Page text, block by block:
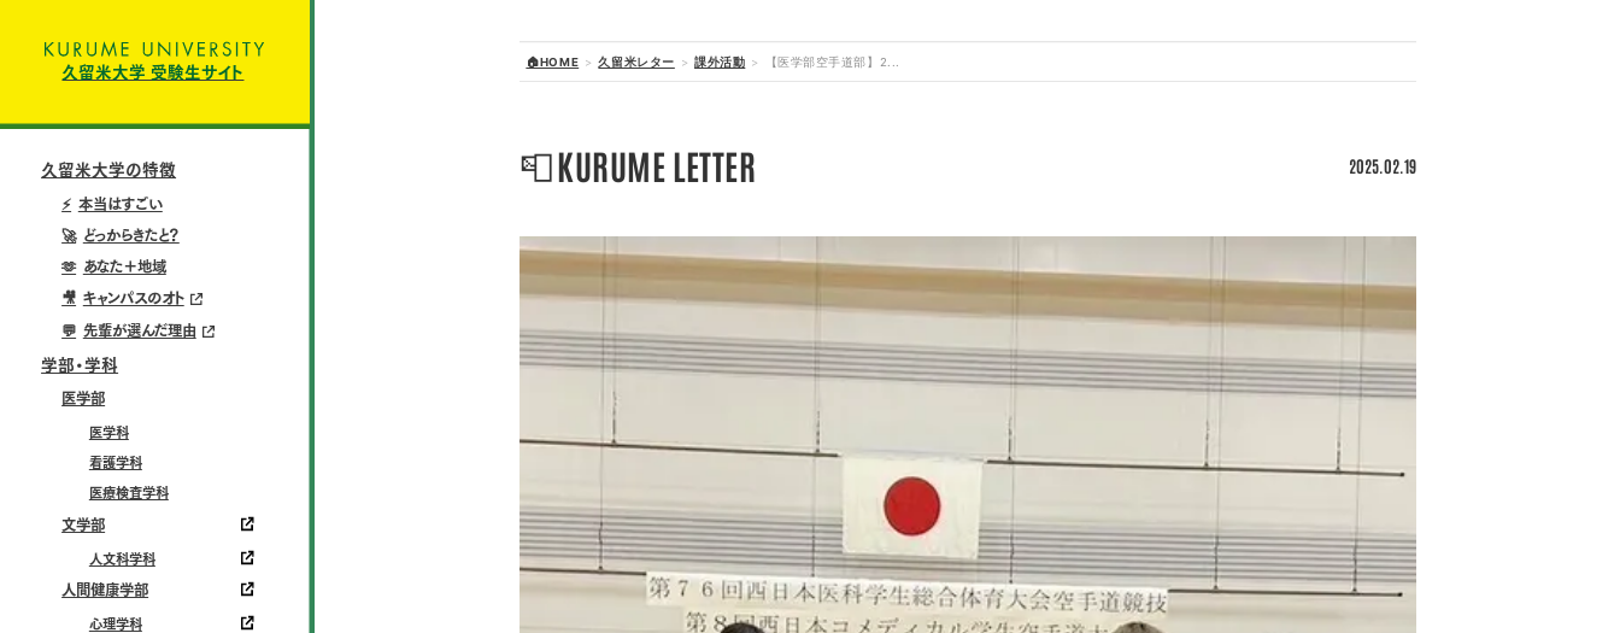
久留米大学 受験生サイト
久留米大学の特徴
⚡ 本当はすごい
🚀 どっからきたと？
🫶 あなた＋地域
🎥 キャンパスのオト
💬 先輩が選んだ理由
学部・学科
医学部
医学科
看護学科
医療検査学科
文学部
人文科学科
人間健康学部
心理学科
🏠HOME 久留米レター 課外活動 【医学部空手道部】2...
📮KURUME LETTER 2025.02.19